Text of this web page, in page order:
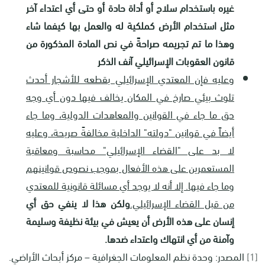
غيره باستخدام سلاح أو أداة حادة أو حتى أي اعتداء آخر
مثل استخدام الأرض كملكية له والعمل بها كيفما شاء
وهذا ما تم تجريمه صراحةً في نص المادة المذكورة من
قانون العقوبات الإسرائيلي آنف الذكر
وعليه فإن المعتدي الإسرائيلي بقطعه للأشجار أحدث
تلوث بيئي صارخ في المكان يخالف فيها دون أي وجه
حق ما جاء في القوانين والمعاهدات الدولية، وما جاء
أيضاً في قوانين "دولته" الداخلية مخالفةً صريحة، وعليه
لا بد على "القضاء الإسرائيلي" محاسبة ومعاقبة
المستعمرين على هذه الأفعال بموجب نصوص قوانينهم
وما جاء فيها. إلا أنه لا يوجد أي مسائلة قانونية للمعتدي
من قبل القضاء الإسرائيلي.ولكن هذا لا ينفي حق أي
إنسان على هذه الأرض أن يعيش في بيئة نظيفة وسليمة
وآمنة من أي انتهاك واعتداء ضدها.
[1]المصدر: وحدة نظم المعلومات الجغرافية – مركز أبحاث الأراضي.